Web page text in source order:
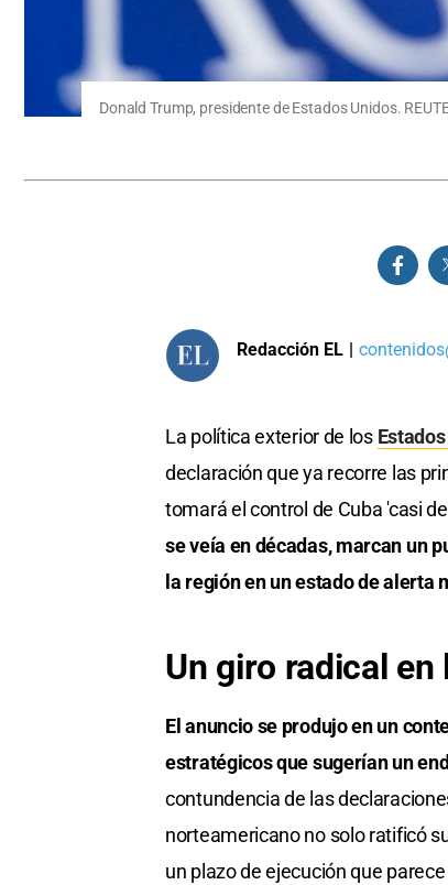
Donald Trump, presidente de Estados Unidos.
Redacción EL |
La política exterior de los
declaración que ya recorre las
tomará el control de Cuba 'casi
se veía en décadas, marcan un
la región en un estado de alerta
Un giro radical en
El anuncio se produjo en un
estratégicos que sugerían un
contundencia de las
norteamericano no solo ratificó
un plazo de ejecución que